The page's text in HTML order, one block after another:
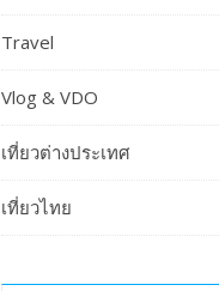
Travel
Vlog & VDO
เที่ยวต่างประเทศ
เที่ยวไทย